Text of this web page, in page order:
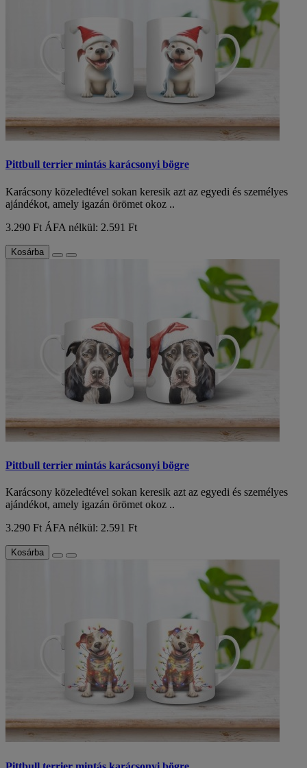
Pittbull terrier mintás karácsonyi bögre
Karácsony közeledtével sokan keresik azt az egyedi és személyes
ajándékot, amely igazán örömet okoz ..
3.290 Ft ÁFA nélkül: 2.591 Ft
Kosárba
Pittbull terrier mintás karácsonyi bögre
Karácsony közeledtével sokan keresik azt az egyedi és személyes
ajándékot, amely igazán örömet okoz ..
3.290 Ft ÁFA nélkül: 2.591 Ft
Kosárba